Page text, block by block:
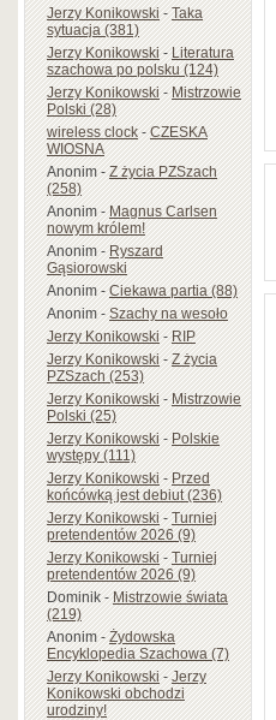
Jerzy Konikowski-Taka
sytuacja (381)
Jerzy Konikowski-Literatura
szachowa po polsku (124)
Jerzy Konikowski-Mistrzowie
Polski (28)
wireless clock-CZESKA
WIOSNA
Anonim-Z życia PZSzach
(258)
Anonim-Magnus Carlsen
nowym królem!
Anonim-Ryszard
Gąsiorowski
Anonim-Ciekawa partia (88)
Anonim-Szachy na wesoło
Jerzy Konikowski-RIP
Jerzy Konikowski-Z życia
PZSzach (253)
Jerzy Konikowski-Mistrzowie
Polski (25)
Jerzy Konikowski-Polskie
występy (111)
Jerzy Konikowski-Przed
końcówką jest debiut (236)
Jerzy Konikowski-Turniej
pretendentów 2026 (9)
Jerzy Konikowski-Turniej
pretendentów 2026 (9)
Dominik-Mistrzowie świata
(219)
Anonim-Żydowska
Encyklopedia Szachowa (7)
Jerzy Konikowski-Jerzy
Konikowski obchodzi
urodziny!